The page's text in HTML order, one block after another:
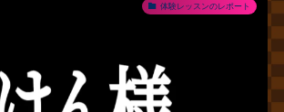
体験レッスンのレポート